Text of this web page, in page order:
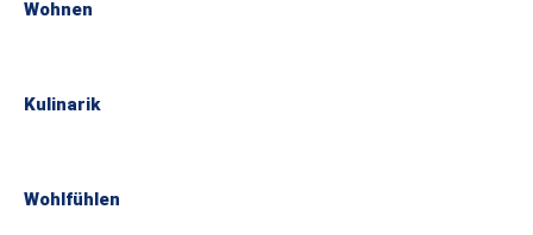
Wohnen
Kulinarik
Wohlfühlen